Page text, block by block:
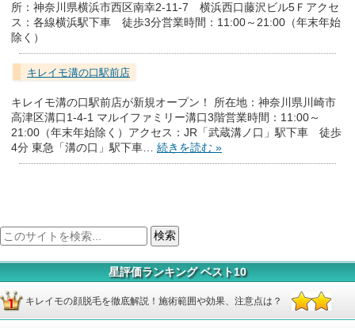
所：神奈川県横浜市西区南幸2-11-7 横浜西口藤沢ビル5Ｆアクセ
ス：各線横浜駅下車 徒歩3分営業時間：11:00～21:00（年末年始
除く）
キレイモ溝の口駅前店
キレイモ溝の口駅前店が新規オープン！ 所在地：神奈川県川崎市
高津区溝口1-4-1 マルイファミリー溝口3階営業時間：11:00～
21:00（年末年始除く）アクセス：JR「武蔵溝ノ口」駅下車 徒歩
4分 東急「溝の口」駅下車… 続きを読む »
星評価ランキング ベスト10
キレイモの顔脱毛を徹底解説！施術範囲や効果、注意点は？